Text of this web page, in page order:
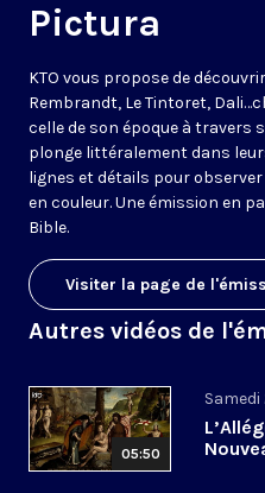
Pictura
KTO vous propose de
Rembrandt, Le Tintoret,
celle de son époque à travers
plonge littéralement dans
lignes et détails pour
en couleur. Une émission en
Bible.
Visiter la page de
Autres vidéos de
05:50
Samedi